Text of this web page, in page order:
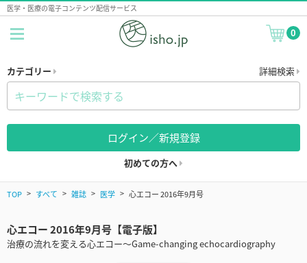
医学・医療の電子コンテンツ配信サービス
0
カテゴリー 詳細検索
ログイン／新規登録
初めての方へ
TOP すべて 雑誌 医学 心エコー 2016年9月号
心エコー 2016年9月号【電子版】
治療の流れを変える心エコー～Game-changing echocardiography